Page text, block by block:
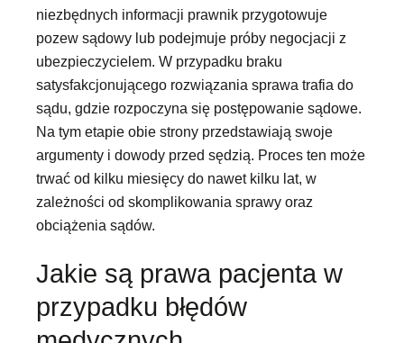
niezbędnych informacji prawnik przygotowuje
pozew sądowy lub podejmuje próby negocjacji z
ubezpieczycielem. W przypadku braku
satysfakcjonującego rozwiązania sprawa trafia do
sądu, gdzie rozpoczyna się postępowanie sądowe.
Na tym etapie obie strony przedstawiają swoje
argumenty i dowody przed sędzią. Proces ten może
trwać od kilku miesięcy do nawet kilku lat, w
zależności od skomplikowania sprawy oraz
obciążenia sądów.
Jakie są prawa pacjenta w
przypadku błędów